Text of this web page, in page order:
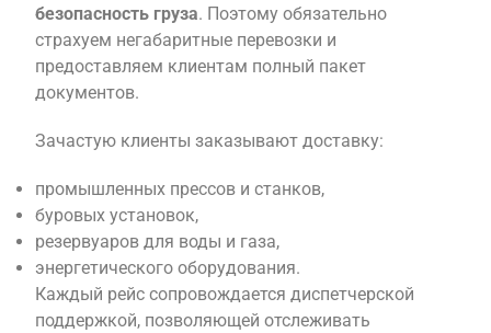
безопасность груза. Поэтому обязательно
страхуем негабаритные перевозки и
предоставляем клиентам полный пакет
документов.
Зачастую клиенты заказывают доставку:
промышленных прессов и станков,
буровых установок,
резервуаров для воды и газа,
энергетического оборудования.
Каждый рейс сопровождается диспетчерской
поддержкой, позволяющей отслеживать